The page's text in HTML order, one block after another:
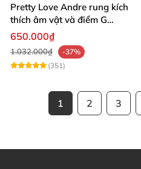
Pretty Love Andre rung kích
thích âm vật và điểm G
mạnh mẽ
650.000₫
1.032.000₫
-37%
(351)
1 2 3